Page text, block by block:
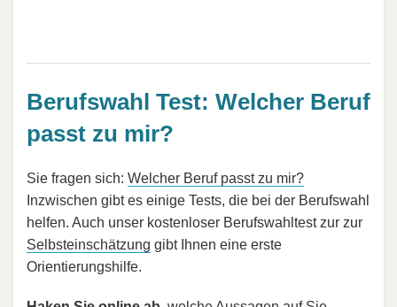
Berufswahl Test: Welcher Beruf
passt zu mir?
Sie fragen sich: Welcher Beruf passt zu mir?
Inzwischen gibt es einige Tests, die bei der Berufswahl
helfen. Auch unser kostenloser Berufswahltest zur zur
Selbsteinschätzung gibt Ihnen eine erste
Orientierungshilfe.